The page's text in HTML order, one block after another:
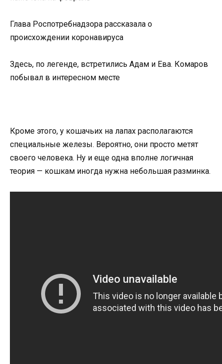
Глава Роспотребнадзора рассказала о
происхождении коронавируса
Здесь, по легенде, встретились Адам и Ева. Комаров
побывал в интересном месте
Кроме этого, у кошачьих на лапах располагаются
специальные железы. Вероятно, они просто метят
своего человека. Ну и еще одна вполне логичная
теория — кошкам иногда нужна небольшая разминка.